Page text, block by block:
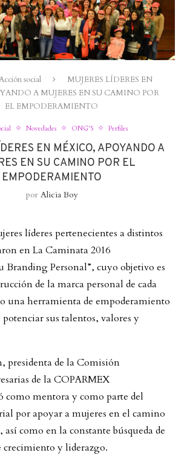
social
MUJERES LÍDERES EN
A MUJERES EN SU CAMINO POR
EL EMPODERAMIENTO
Novedades ONG'S Perfiles
EN MÉXICO, APOYANDO A
EN SU CAMINO POR EL
EMPODERAMIENTO
por Alicia Boy
líderes pertenecientes a distintos
en La Caminata 2016
Branding Personal”, cuyo objetivo es
de la marca personal de cada
una herramienta de empoderamiento
sus talentos, valores y
presidenta de la Comisión
de la COPARMEX
mentora y como parte del
por apoyar a mujeres en el camino
así como en la constante búsqueda de
crecimiento y liderazgo.